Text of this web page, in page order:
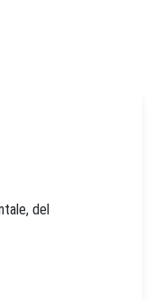
del